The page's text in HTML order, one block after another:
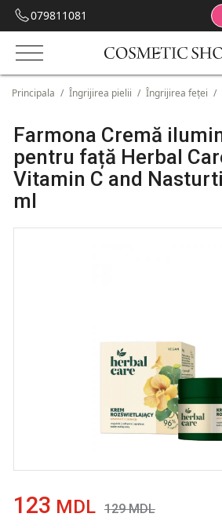
079811081
Principala / Îngrijirea pielii / Îngrijirea feței /
Farmona Cremă
pentru față Herbal
Vitamin C and
ml
123 MDL 129MDL